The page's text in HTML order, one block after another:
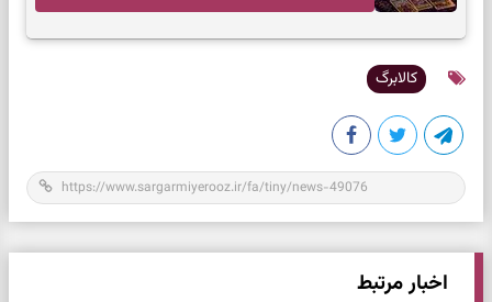
کالابرگ
اخبار مرتبط